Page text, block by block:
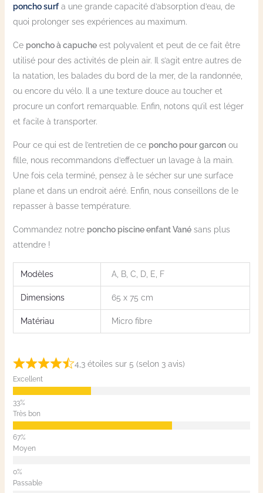
poncho surfa une grande capacité d’absorption d’eau, de
quoi prolonger ses expériences au maximum.
Ce poncho à capucheest polyvalent et peut de ce fait être
utilisé pour des activités de plein air. Il s’agit entre autres de
la natation, les balades du bord de la mer, de la randonnée,
ou encore du vélo. Il a une texture douce au toucher et
procure un confort remarquable. Enfin, notons qu’il est léger
et facile à transporter.
Pour ce qui est de l’entretien de ce poncho pour garconou
fille, nous recommandons d’effectuer un lavage à la main.
Une fois cela terminé, pensez à le sécher sur une surface
plane et dans un endroit aéré. Enfin, nous conseillons de le
repasser à basse température.
Commandez notre poncho piscine enfant Vanésans plus
attendre !
Modèles A, B, C, D, E, F
Dimensions 65 x 75 cm
Matériau Micro fibre
4,3 étoiles sur 5 (selon 3 avis)
Excellent
Très bon
Moyen
Passable